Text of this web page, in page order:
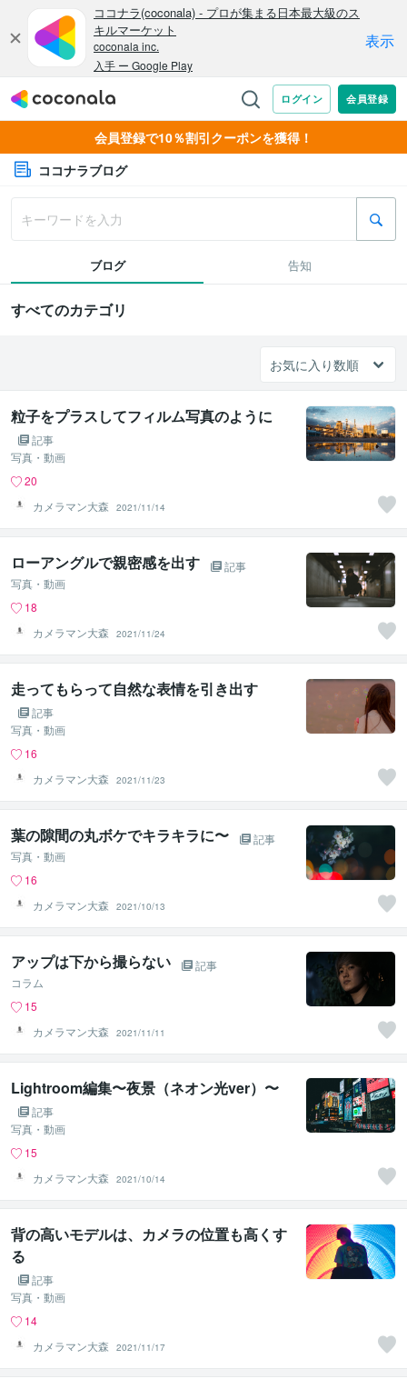
会員登録で10％割引クーポンを獲得！
ココナラブログ
ブログ 告知
すべてのカテゴリ
粒子をプラスしてフィルム写真のように
記事
写真・動画
20
カメラマン大森
2021/11/14
ローアングルで親密感を出す
記事
写真・動画
18
カメラマン大森
2021/11/24
走ってもらって自然な表情を引き出す
記事
写真・動画
16
カメラマン大森
2021/11/23
葉の隙間の丸ボケでキラキラに〜
記事
写真・動画
16
カメラマン大森
2021/10/13
アップは下から撮らない
記事
コラム
15
カメラマン大森
2021/11/11
Lightroom編集〜夜景（ネオン光ver）〜
記事
写真・動画
15
カメラマン大森
2021/10/14
背の高いモデルは、カメラの位置も高くす
る
記事
写真・動画
14
カメラマン大森
2021/11/17